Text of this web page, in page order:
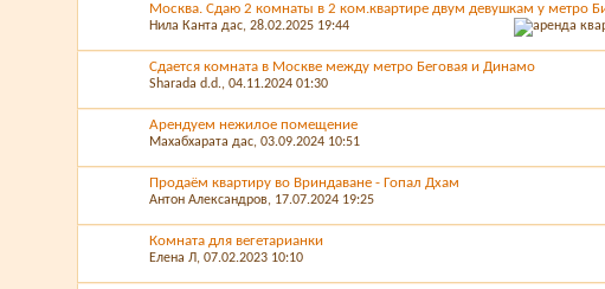
Москва. Сдаю 2 комнаты в 2 ком.квартире двум девушкам у метро
Нила Канта дас, 28.02.2025 19:44
Сдается комната в Москве между метро Беговая и Динамо
Sharada d.d., 04.11.2024 01:30
Арендуем нежилое помещение
Махабхарата дас, 03.09.2024 10:51
Продаём квартиру во Вриндаване - Гопал Дхам
Антон Александров, 17.07.2024 19:25
Комната для вегетарианки
Елена Л, 07.02.2023 10:10